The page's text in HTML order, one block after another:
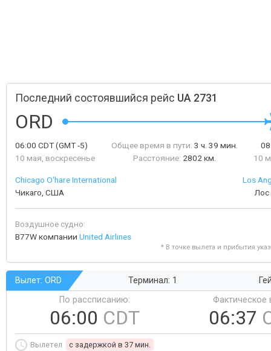
Последний состоявшийся рейс UA 2731
ORD
06:00 CDT(GMT -5)
10 мая, воскресенье
Общее время в пути: 3 ч. 39 мин.
Расстояние: 2802 км.
10
Chicago O'hare International
Чикаго, США
Los
Воздушное судно:
B77W компании United Airlines
* В точке вылета и прибытия
Вылет: ORD Терминал: 1
По рассписанию:
06:00 CDT
Фактическое
06:37
Вылетел c задержкой в 37 мин.